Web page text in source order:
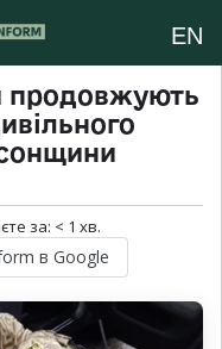
EN
продовжують
за: < 1 хв.
в Google